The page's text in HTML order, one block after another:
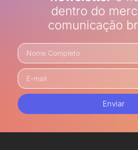
dentro do
comunicação
Enviar